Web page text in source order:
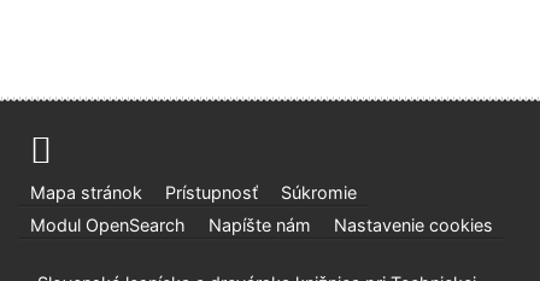
Mapa stránok Prístupnosť
Súkromie
Modul OpenSearch
Napíšte nám Nastavenie cookies